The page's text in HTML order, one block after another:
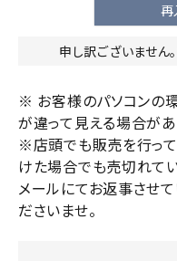
再
申し訳ございません
※ お客様のパソコンの
が違って見える場合があ
※店頭でも販売を行っ
けた場合でも売切れて
メールにてお返事させ
ださいませ。